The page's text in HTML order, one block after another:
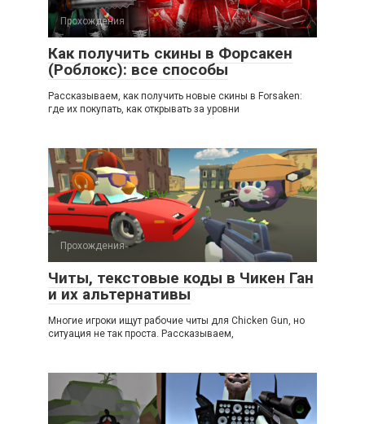
Прохождения
Как получить скины в Форсакен
(Роблокс): все способы
Рассказываем, как получить новые скины в Forsaken:
где их покупать, как открывать за уровни
Прохождения
Читы, текстовые коды в Чикен Ган
и их альтернативы
Многие игроки ищут рабочие читы для Chicken Gun, но
ситуация не так проста. Рассказываем,